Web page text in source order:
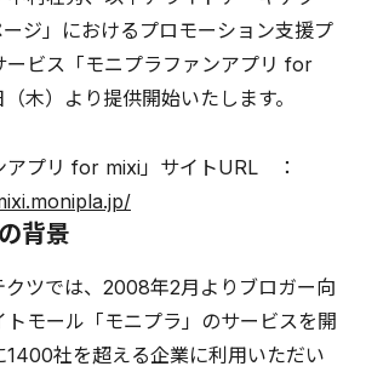
ジ」におけるプロモーション支援プ
ービス「モニプラファンアプリ for
木）より提供開始いたします。
アプリ for mixi」サイトURL ：
背景
クツでは、2008年2月よりブロガー向
トモール「モニプラ」のサービスを開
1400社を超える企業に利用いただい